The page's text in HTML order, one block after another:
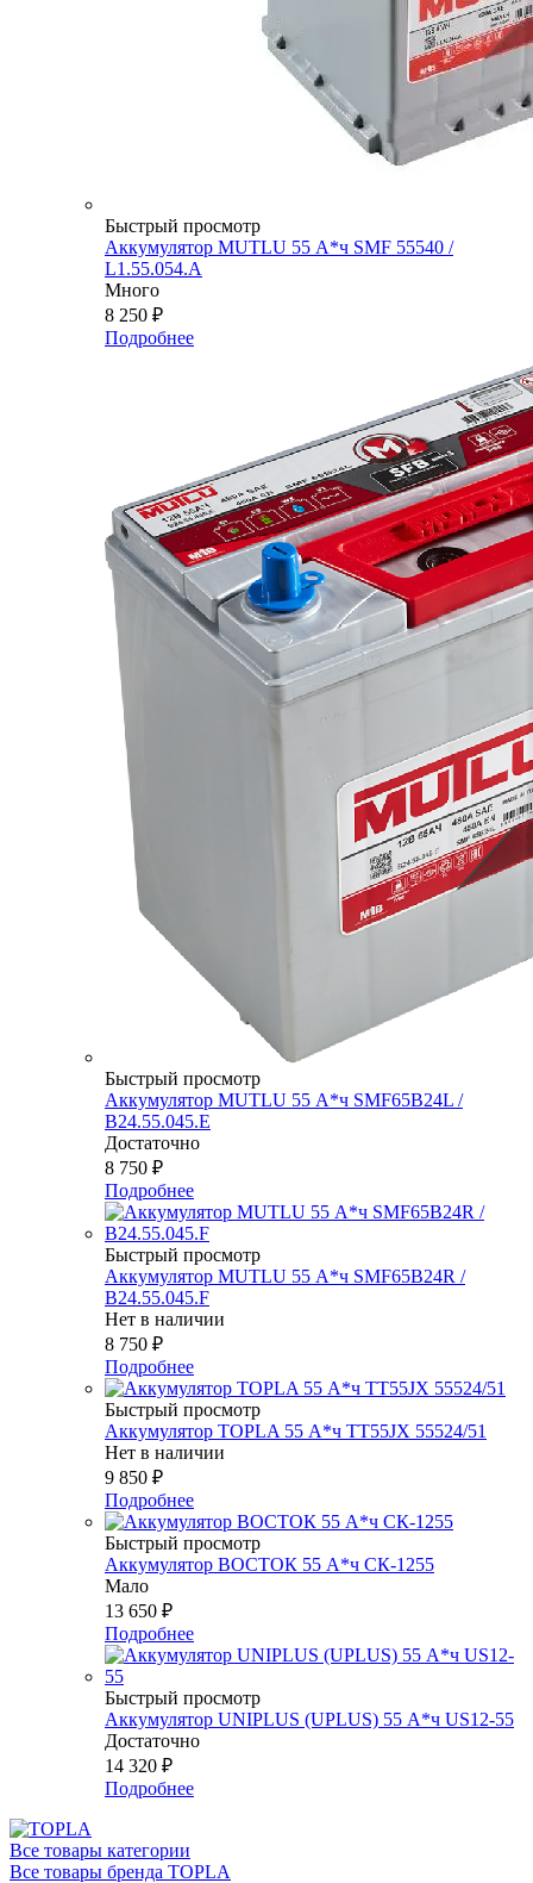
Быстрый просмотр
Аккумулятор MUTLU 55 А*ч SMF 55540 /
L1.55.054.A
Много
8 250 ₽
Подробнее
Быстрый просмотр
Аккумулятор MUTLU 55 А*ч SMF65B24L /
B24.55.045.E
Достаточно
8 750 ₽
Подробнее
Быстрый просмотр
Аккумулятор MUTLU 55 А*ч SMF65B24R /
B24.55.045.F
Нет в наличии
8 750 ₽
Подробнее
Быстрый просмотр
Аккумулятор TOPLA 55 А*ч TT55JX 55524/51
Нет в наличии
9 850 ₽
Подробнее
Быстрый просмотр
Аккумулятор ВОСТОК 55 А*ч СК-1255
Мало
13 650 ₽
Подробнее
Быстрый просмотр
Аккумулятор UNIPLUS (UPLUS) 55 А*ч US12-55
Достаточно
14 320 ₽
Подробнее
Все товары категории
Все товары бренда TOPLA